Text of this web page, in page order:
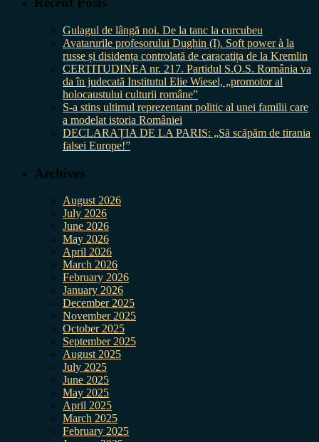
Gulagul de lângă noi. De la tanc la curcubeu
Avatarurile profesorului Dughin (I). Soft power à la
russe și disidența controlată de caracatița de la Kremlin
CERTITUDINEA nr. 217. Partidul S.O.S. România va
da în judecată Institutul Elie Wiesel, „promotor al
holocaustului culturii române”
S-a stins ultimul reprezentant politic al unei familii care
a modelat istoria României
DECLARAȚIA DE LA PARIS: „Să scăpăm de tirania
falsei Europe!”
Archives
August 2026
July 2026
June 2026
May 2026
April 2026
March 2026
February 2026
January 2026
December 2025
November 2025
October 2025
September 2025
August 2025
July 2025
June 2025
May 2025
April 2025
March 2025
February 2025